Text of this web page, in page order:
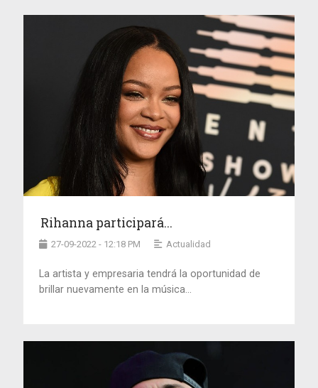
Rihanna participará...
27-09-2022 - 12:18 PM Actualidad
La artista y empresaria tendrá la oportunidad de
brillar nuevamente en la música...